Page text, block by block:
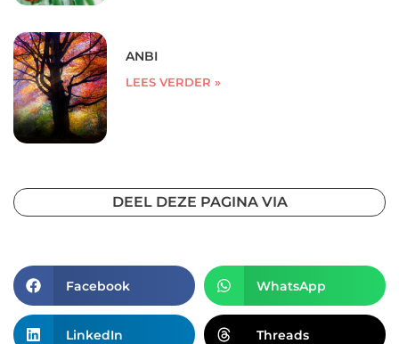
ANBI
LEES VERDER »
DEEL DEZE PAGINA VIA
Facebook WhatsApp
LinkedIn Threads